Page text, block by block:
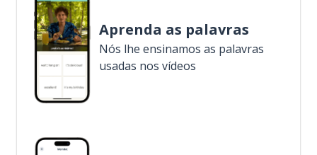
Aprenda as palavras
Nós lhe ensinamos as palavras
usadas nos vídeos